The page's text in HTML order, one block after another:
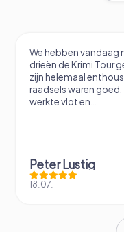
We hebben vandaag
drieën de Krimi Tour
zijn helemaal
raadsels waren
werkte vlot en...
Peter Lustig
18.07.